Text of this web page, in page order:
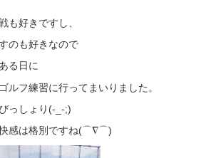
も好きですし、
のも好きなので
る日に
ルフ練習に行ってまいりました。
っしょり(-_-;)
感は格別ですね(⌒∇⌒)